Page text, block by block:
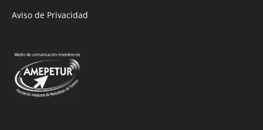
Aviso de Privacidad